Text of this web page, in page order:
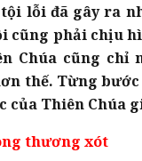
tội lỗi đã gây ra
cũng phải chịu
Chúa cũng chỉ
thế. Từng
của Thiên Chúa
thương xót